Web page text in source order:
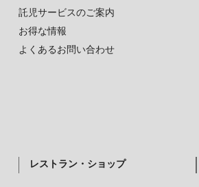
託児サービスのご案内
お得な情報
よくあるお問い合わせ
レストラン・ショップ